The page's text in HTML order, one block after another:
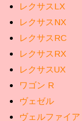
レクサスLX
レクサスNX
レクサスRC
レクサスRX
レクサスUX
ワゴン R
ヴェゼル
ヴェルファイア